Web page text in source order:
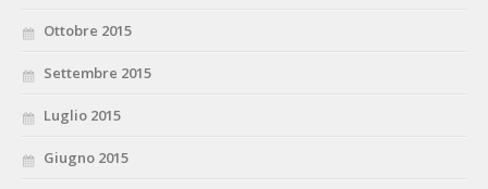
Ottobre 2015
Settembre 2015
Luglio 2015
Giugno 2015